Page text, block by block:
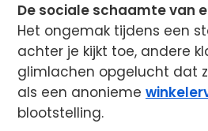
De sociale schaamte van
Het ongemak tijdens een
achter je kijkt toe, andere
glimlachen opgelucht dat
als een anonieme
blootstelling.